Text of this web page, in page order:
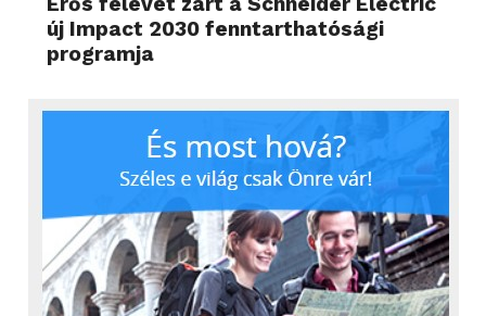
új Impact 2030 fenntarthatósági
programja